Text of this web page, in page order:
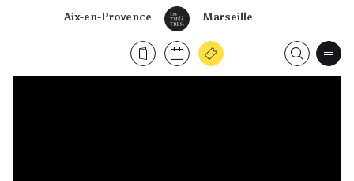
Marseille
Aix-en-Provence